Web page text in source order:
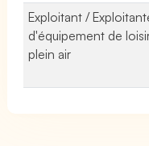
Exploitant /
d'équipement de
plein air